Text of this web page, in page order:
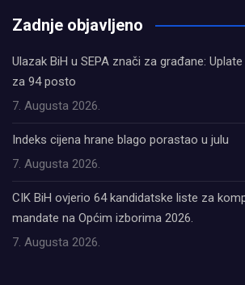
Zadnje objavljeno
Ulazak BiH u SEPA znači za građane:
za 94 posto
7. Augusta 2026.
Indeks cijena hrane blago porastao u julu
7. Augusta 2026.
CIK BiH ovjerio 64 kandidatske liste za
mandate na Općim izborima 2026.
7. Augusta 2026.